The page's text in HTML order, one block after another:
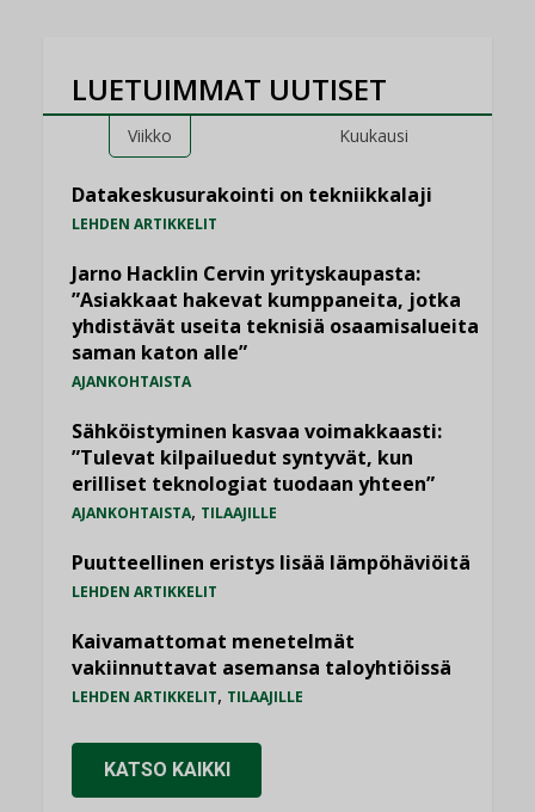
LUETUIMMAT UUTISET
Viikko Kuukausi
Datakeskusurakointi on tekniikkalaji
LEHDEN ARTIKKELIT
Jarno Hacklin Cervin yrityskaupasta:
”Asiakkaat hakevat kumppaneita, jotka
yhdistävät useita teknisiä osaamisalueita
saman katon alle”
AJANKOHTAISTA
Sähköistyminen kasvaa voimakkaasti:
”Tulevat kilpailuedut syntyvät, kun
erilliset teknologiat tuodaan yhteen”
AJANKOHTAISTA, TILAAJILLE
Puutteellinen eristys lisää lämpöhäviöitä
LEHDEN ARTIKKELIT
Kaivamattomat menetelmät
vakiinnuttavat asemansa taloyhtiöissä
LEHDEN ARTIKKELIT, TILAAJILLE
KATSO KAIKKI